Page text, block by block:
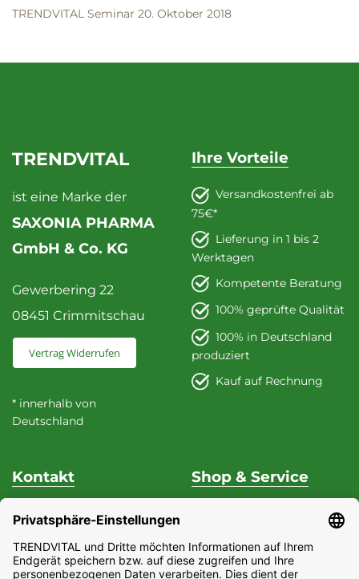
TRENDVITAL Seminar 20. Oktober 2018
TRENDVITAL
ist eine Marke der
SAXONIA PHARMA
GmbH & Co. KG
Gewerbering 22
08451 Crimmitschau
Vertrag Widerrufen
* innerhalb von
Deutschland
Ihre Vorteile
Versandkostenfrei ab
75€*
Lieferung in 1 bis 2
Werktagen
Kompetente Beratung
100% geprüfte Qualität
100% in Deutschland
produziert
Kauf auf Rechnung
Kontakt
Unterstützung & Beratung
Fon +49 (0) 37 62 / 95 71 25
Fax+49 (0) 37 62 / 95 71 29
Shop & Service
Datenschutz
Widerrufsrecht